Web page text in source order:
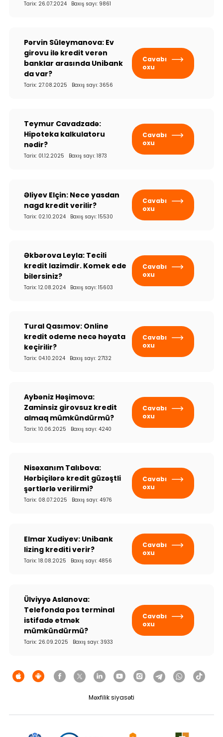
Tarix: 26.07.2024 Baxış sayı: 9861
Pərvin Süleymanova: Ev
girovu ilə kredit verən
banklar arasında Unibank
da var?
Tarix: 27.08.2025 Baxış sayı: 3656
Cavabı
oxu
Teymur Cavadzadə:
Hipoteka kalkulatoru
nədir?
Tarix: 01.12.2025 Baxış sayı: 1873
Cavabı
oxu
Əliyev Elçin: Nece yasdan
nagd kredit verilir?
Tarix: 02.10.2024 Baxış sayı: 15530
Cavabı
oxu
Əkbərova Leyla: Tecili
kredit lazimdir. Komek ede
bilersiniz?
Tarix: 12.08.2024 Baxış sayı: 15603
Cavabı
oxu
Tural Qasımov: Online
kredit odeme necə həyata
keçirilir?
Tarix: 04.10.2024 Baxış sayı: 27132
Cavabı
oxu
Aybəniz Həşimova:
Zaminsiz girovsuz kredit
almaq mümkündürmü?
Tarix: 10.06.2025 Baxış sayı: 4240
Cavabı
oxu
Nisəxanım Talıbova:
Hərbiçilərə kredit güzəştli
şərtlərlə verilirmi?
Tarix: 08.07.2025 Baxış sayı: 4976
Cavabı
oxu
Elmar Xudiyev: Unibank
lizing krediti verir?
Tarix: 18.08.2025 Baxış sayı: 4856
Cavabı
oxu
Ülviyyə Aslanova:
Telefonda pos terminal
istifadə etmək
mümkündürmü?
Tarix: 26.09.2025 Baxış sayı: 3933
Cavabı
oxu
Məxfilik siyasəti